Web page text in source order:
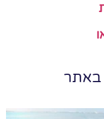
באתר